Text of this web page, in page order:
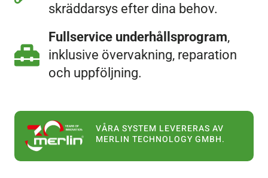
skräddarsys efter dina behov.
Fullservice underhållsprogram,
inklusive övervakning, reparation
och uppföljning.
VÅRA SYSTEM LEVERERAS AV
MERLIN TECHNOLOGY GMBH.